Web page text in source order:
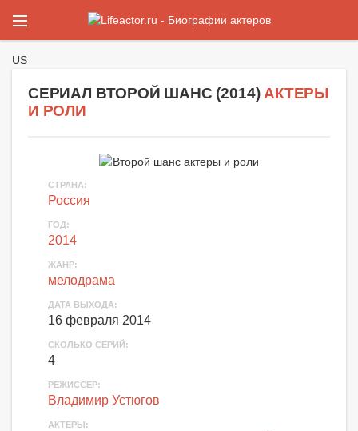
US
СЕРИАЛ ВТОРОЙ ШАНС (2014) АКТЕРЫ
И РОЛИ
СТРАНА:
Россия
ГОД:
2014
ЖАНР:
мелодрама
ДАТА ВЫХОДА:
16 февраля 2014
СКОЛЬКО СЕРИЙ:
4
РЕЖИССЕР:
Владимир Устюгов
АКТЕРЫ: